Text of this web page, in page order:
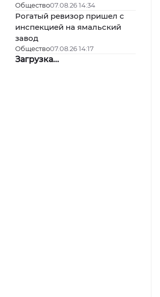
Общество07.08.26 14:34
Рогатый ревизор пришел с
инспекцией на ямальский
завод
Общество07.08.26 14:17
Загрузка...